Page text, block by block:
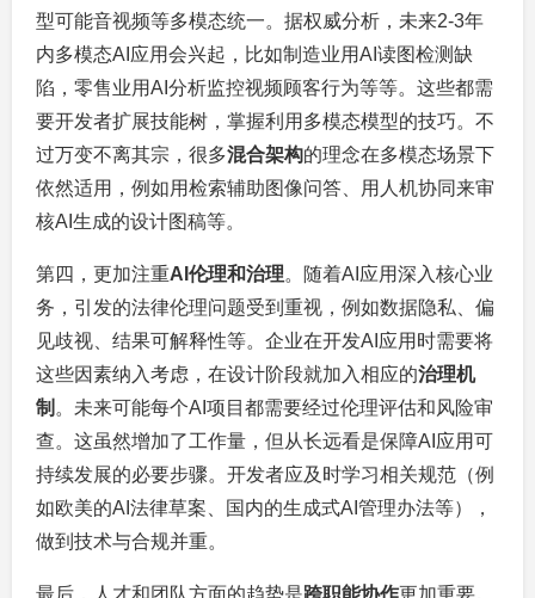
型可能音视频等多模态统一。据权威分析，未来2-3年
内多模态AI应用会兴起，比如制造业用AI读图检测缺
陷，零售业用AI分析监控视频顾客行为等等。这些都需
要开发者扩展技能树，掌握利用多模态模型的技巧。不
过万变不离其宗，很多混合架构的理念在多模态场景下
依然适用，例如用检索辅助图像问答、用人机协同来审
核AI生成的设计图稿等。
第四，更加注重AI伦理和治理。随着AI应用深入核心业
务，引发的法律伦理问题受到重视，例如数据隐私、偏
见歧视、结果可解释性等。企业在开发AI应用时需要将
这些因素纳入考虑，在设计阶段就加入相应的治理机
制 。未来可能每个AI项目都需要经过伦理评估和风险审
查。这虽然增加了工作量，但从长远看是保障AI应用可
持续发展的必要步骤。开发者应及时学习相关规范（例
如欧美的AI法律草案、国内的生成式AI管理办法等），
做到技术与合规并重。